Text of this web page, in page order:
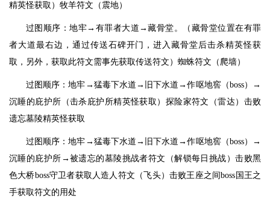
精英怪获取）牧羊符文（震地）
过图顺序：地牢→有罪者大道→藏骨堂。（藏骨堂位置在有罪
者大道最右边，通过传送石碑开门，进入藏骨堂后击杀精英怪获
取，另外，获取此符文需事先获取传送符文）蜘蛛符文（爬墙）
过图顺序：地牢→猛毒下水道→旧下水道→作呕地窖（boss）→
沉睡的庇护所（击杀庇护所精英怪获取）探险家符文（雷达）击败
遗忘墓陵精英怪获取
过图顺序：地牢→猛毒下水道→旧下水道→作呕地窖（boss）→
沉睡的庇护所→被遗忘的墓陵挑战者符文（解锁每日挑战）击败黑
色大桥boss守卫者获取人造人符文（飞头）击败王座之间boss国王之
手获取符文的用处